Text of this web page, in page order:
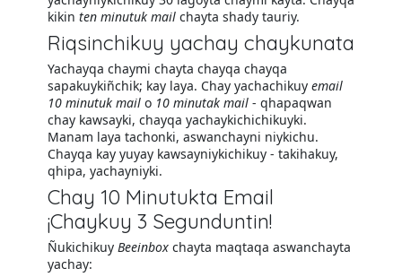
kikin ten minutuk mailchayta shady tauriy.
Riqsinchikuy yachay chaykunata
Yachayqa chaymi chayta chayqa chayqa
sapakuykiñchik; kay laya. Chay yachachikuy email
10 minutuk mailo 10 minutak mail- qhapaqwan
chay kawsayki, chayqa yachaykichichikuyki.
Manam laya tachonki, aswanchayni niykichu.
Chayqa kay yuyay kawsayniykichikuy - takihakuy,
qhipa, yachayniyki.
Chay 10 Minutukta Email
¡Chaykuy 3 Segunduntin!
Ñukichikuy Beeinboxchayta maqtaqa aswanchayta
yachay: